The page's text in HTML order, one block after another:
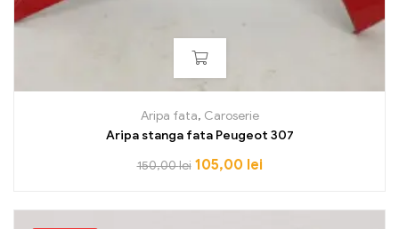
Aripa fata, Caroserie
Aripa stanga fata Peugeot 307
150,00lei 105,00 lei